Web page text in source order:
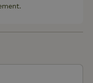
du ping-
Situé au bout de la
de la forêt, tu
de 4 hectares de
ferme avec
hangar avec
deux Stuga